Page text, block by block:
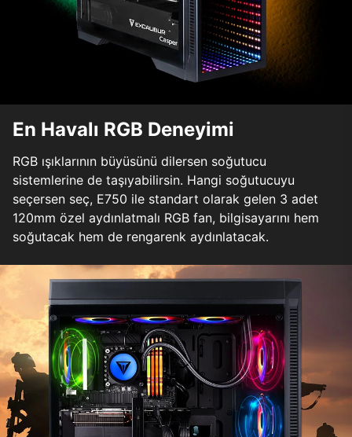
En Havalı RGB Deneyimi
RGB ışıklarının büyüsünü dilersen soğutucu
sistemlerine de taşıyabilirsin. Hangi soğutucuyu
seçersen seç, E750 ile standart olarak gelen 3 adet
120mm özel aydınlatmalı RGB fan, bilgisayarını hem
soğutacak hem de rengarenk aydınlatacak.